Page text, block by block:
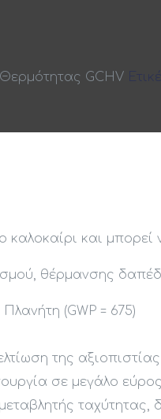
Θερμότητας GCHV
και
θέρμανσης
(GWP = 675)
της αξιοπιστίας
σε μεγάλο
ταχύτητας,